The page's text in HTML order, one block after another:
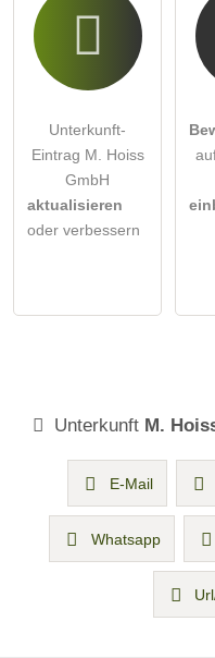
Unterkunft-
Eintrag M. Hoiss
GmbH
aktualisieren
oder verbessern
Unterkunft M.
E-Mail
Whatsapp